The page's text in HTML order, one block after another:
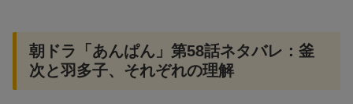
朝ドラ「あんぱん」第58話ネタバレ：釜
次と羽多子、それぞれの理解